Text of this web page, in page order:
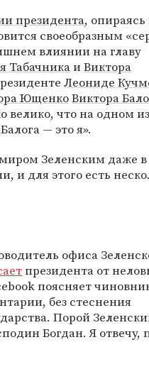
президента, опираясь
своеобразным
влиянии на главу
ТабачникаиВиктора
Леониде
ЮщенкоВиктора
велико, что на одном из
— это я».
Зеленским даже в
и для этого есть
офиса
президента от
поясняет
без стеснения
Порой
Богдан. Я отвечу,